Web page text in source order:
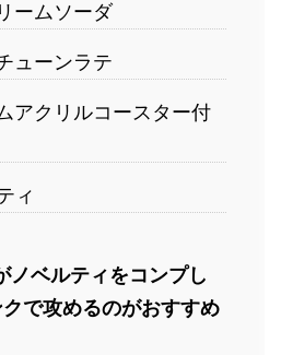
ームソーダ
ューンラテ
アクリルコースター付
ィ
ノベルティをコンプし
で攻めるのがおすすめ